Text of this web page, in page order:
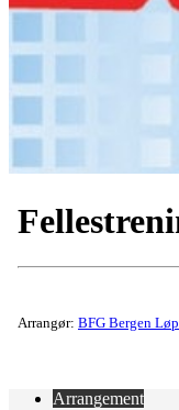
Arrangør: BFG Bergen
Arrangement